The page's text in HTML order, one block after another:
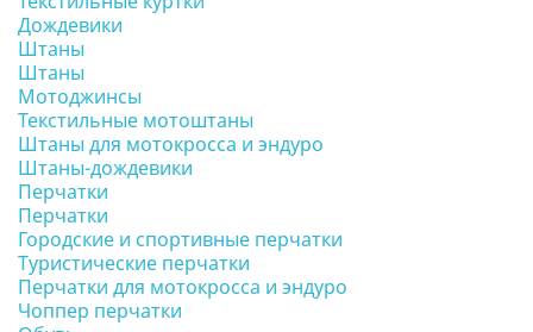
Дождевики
Штаны
Штаны
Мотоджинсы
Текстильные мотоштаны
Штаны для мотокросса и эндуро
Штаны-дождевики
Перчатки
Перчатки
Городские и спортивные перчатки
Туристические перчатки
Перчатки для мотокросса и эндуро
Чоппер перчатки